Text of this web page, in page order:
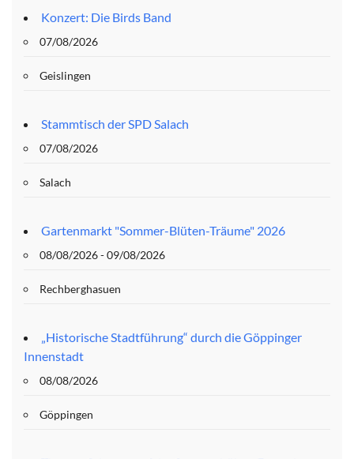
Konzert: Die Birds Band
07/08/2026
Geislingen
Stammtisch der SPD Salach
07/08/2026
Salach
Gartenmarkt "Sommer-Blüten-Träume" 2026
08/08/2026 - 09/08/2026
Rechberghasuen
„Historische Stadtführung“ durch die Göppinger
Innenstadt
08/08/2026
Göppingen